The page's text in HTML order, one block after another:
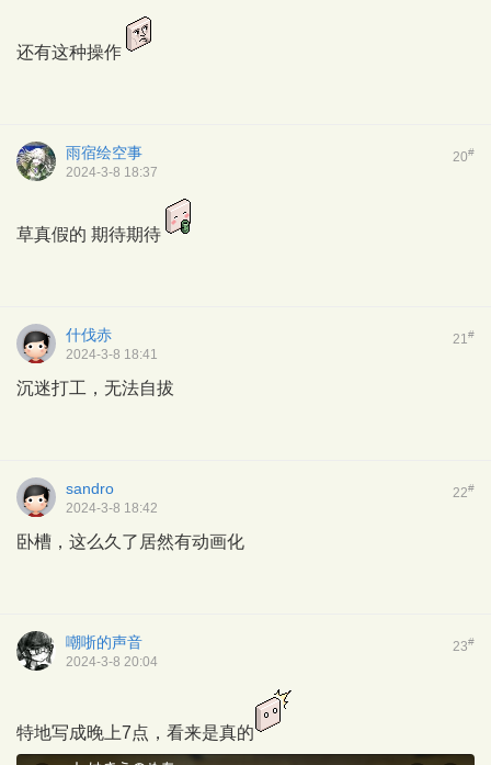
还有这种操作
20#
雨宿绘空事
2024-3-8 18:37
草真假的 期待期待
21 #
什伐赤
2024-3-8 18:41
沉迷打工，无法自拔
22#
sandro
2024-3-8 18:42
卧槽，这么久了居然有动画化
23#
嘲哳的声音
2024-3-8 20:04
特地写成晚上7点，看来是真的